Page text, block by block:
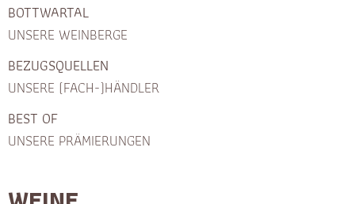
BOTTWARTAL
UNSERE WEINBERGE
BEZUGSQUELLEN
UNSERE (FACH-)HÄNDLER
BEST OF
UNSERE PRÄMIERUNGEN